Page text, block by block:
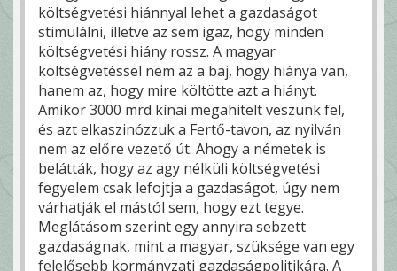
költségvetési hiánnyal lehet a gazdaságot
stimulálni, illetve az sem igaz, hogy minden
költségvetési hiány rossz. A magyar
költségvetéssel nem az a baj, hogy hiánya van,
hanem az, hogy mire költötte azt a hiányt.
Amikor 3000 mrd kínai megahitelt veszünk fel,
és azt elkaszinózzuk a Fertő-tavon, az nyilván
nem az előre vezető út. Ahogy a németek is
belátták, hogy az agy nélküli költségvetési
fegyelem csak lefojtja a gazdaságot, úgy nem
várhatják el mástól sem, hogy ezt tegye.
Meglátásom szerint egy annyira sebzett
gazdaságnak, mint a magyar, szüksége van egy
felelősebb kormányzati gazdaságpolitikára. A